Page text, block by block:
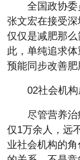
全国政协
张文宏在接受
仅仅是减肥那么
此，单纯追求
预能同步改善肥
02社会机
尽管营养
仅1万余人，远
业社会机构的